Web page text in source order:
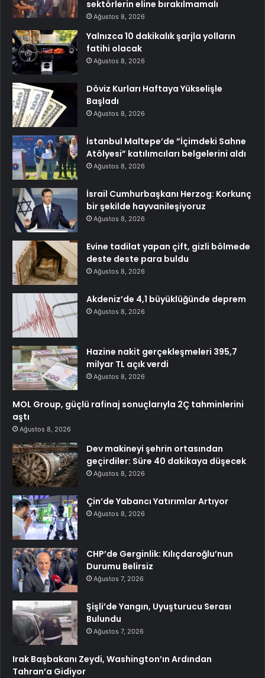
sektörlerin eline bırakılmamalı
Ağustos 8, 2026
Yalnızca 10 dakikalık şarjla yolların
fatihi olacak
Ağustos 8, 2026
Döviz Kurları Haftaya Yükselişle
Başladı
Ağustos 8, 2026
İstanbul Maltepe’de ”İçimdeki Sahne
Atölyesi” katılımcıları belgelerini aldı
Ağustos 8, 2026
İsrail Cumhurbaşkanı Herzog: Korkunç
bir şekilde hayvanileşiyoruz
Ağustos 8, 2026
Evine tadilat yapan çift, gizli bölmede
deste deste para buldu
Ağustos 8, 2026
Akdeniz’de 4,1 büyüklüğünde deprem
Ağustos 8, 2026
Hazine nakit gerçekleşmeleri 395,7
milyar TL açık verdi
Ağustos 8, 2026
MOL Group, güçlü rafinaj sonuçlarıyla 2Ç tahminlerini
aştı
Ağustos 8, 2026
Dev makineyi şehrin ortasından
geçirdiler: Süre 40 dakikaya düşecek
Ağustos 8, 2026
Çin’de Yabancı Yatırımlar Artıyor
Ağustos 8, 2026
CHP’de Gerginlik: Kılıçdaroğlu’nun
Durumu Belirsiz
Ağustos 7, 2026
Şişli’de Yangın, Uyuşturucu Serası
Bulundu
Ağustos 7, 2026
Irak Başbakanı Zeydi, Washington’ın Ardından
Tahran’a Gidiyor